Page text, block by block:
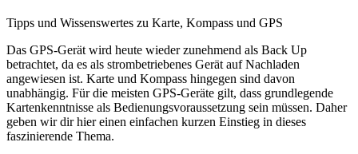
Tipps und Wissenswertes zu Karte, Kompass und GPS
Das GPS-Gerät wird heute wieder zunehmend als Back Up
betrachtet, da es als strombetriebenes Gerät auf Nachladen
angewiesen ist. Karte und Kompass hingegen sind davon
unabhängig. Für die meisten GPS-Geräte gilt, dass grundlegende
Kartenkenntnisse als Bedienungsvoraussetzung sein müssen. Daher
geben wir dir hier einen einfachen kurzen Einstieg in dieses
faszinierende Thema.